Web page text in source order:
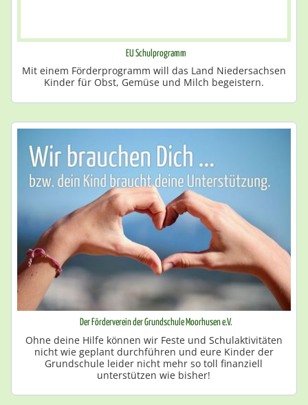
EU Schulprogramm
Mit einem Förderprogramm will das Land Niedersachsen
Kinder für Obst, Gemüse und Milch begeistern.
Der Förderverein der Grundschule Moorhusen e.V.
Ohne deine Hilfe können wir Feste und Schulaktivitäten
nicht wie geplant durchführen und eure Kinder der
Grundschule leider nicht mehr so toll finanziell
unterstützen wie bisher!